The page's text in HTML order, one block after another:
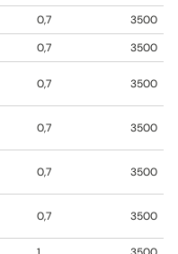
0,7
3500
0,7 3500
0,7 3500
0,7 3500
0,7 3500
0,7 3500